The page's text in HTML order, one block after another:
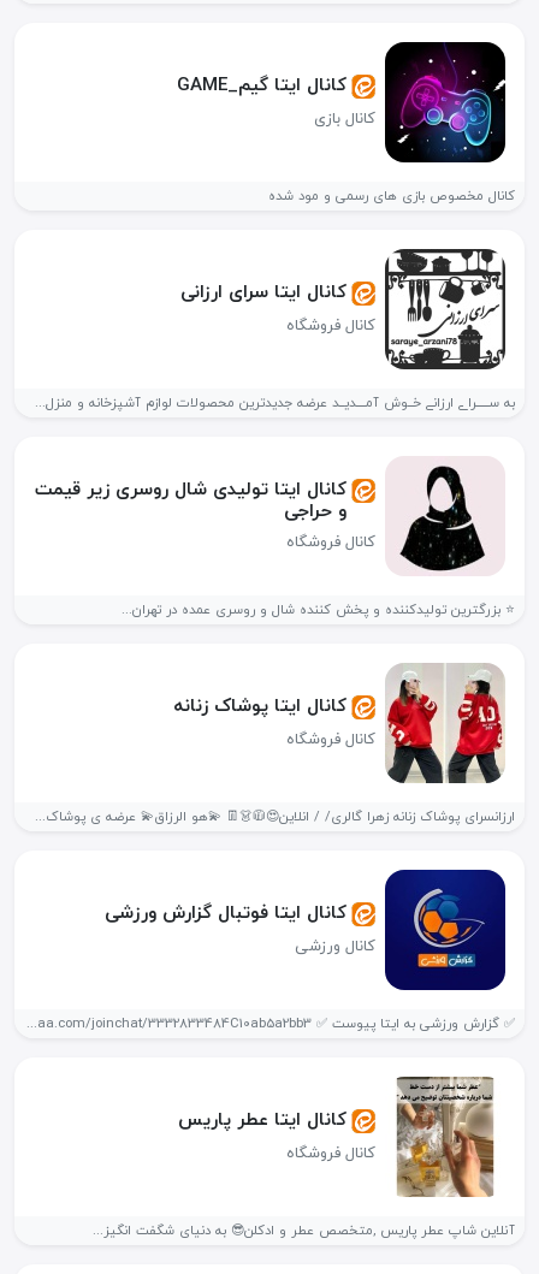
کانال ایتا گیم_GAME
کانال بازی
کانال مخصوص بازی های رسمی و مود شده
کانال ایتا سرای ارزانی
کانال فروشگاه
به ســـــراے ارزانے خــوش آمــــدیــد عرضه جدیدترین محصولات لوازم آشپزخانه و منزل...
کانال ایتا تولیدی شال روسری زیر قیمت
و حراجی
کانال فروشگاه
⭐️ بزرگترین تولیدکننده و پخش کننده شال و روسری عمده در تهران...
کانال ایتا پوشاک زنانه
کانال فروشگاه
ارزانسرای پوشاک زنانه زهرا گالری/ / انلاین😍🧥👗👖 💫هو الرزاق💫 عرضه ی پوشاک...
کانال ایتا فوتبال گزارش ورزشی
کانال ورزشی
✅ گزارش ورزشی به ایتا پیوست ✅ https://eitaa.com/joinchat/3332833484C10ab5a2bb3 با توجه به قطع...
کانال ایتا عطر پاریس
کانال فروشگاه
آنلاین شاپ عطر پاریس ,متخصص عطر و ادکلن😎 به دنیای شگفت انگیز...